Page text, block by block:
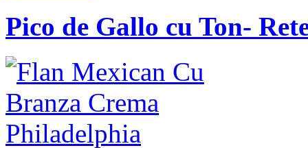
Pico de Gallo cu Ton-